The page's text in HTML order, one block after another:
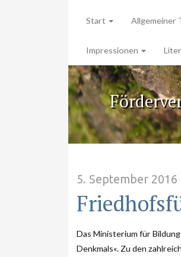
Start Allgemeiner
Impressionen
5. September 2016
Das Ministerium für
Denkmals«. Zu den